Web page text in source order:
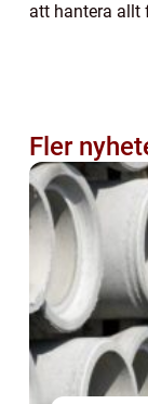
att hantera allt
Fler